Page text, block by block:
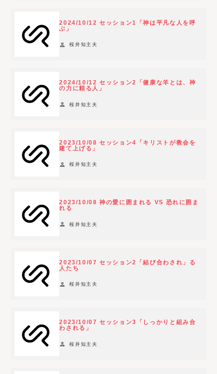
2024/10/12 セッション1「神は平凡な人を呼
ぶ」
person 桜井知主夫
2024/10/12 セッション2「健康な羊とは、神
の力に頼る人」
person 桜井知主夫
2023/10/08 セッション4「キリストが教会を
建て上げる」
person 桜井知主夫
2023/10/08 神の愛に囲まれる VS 恐れに囲ま
れる
person 桜井知主夫
2023/10/07 セッション2「結び合わされ」る
人たち
person 桜井知主夫
2023/10/07 セッション3「しっかりと組み合
わされる」
person 桜井知主夫